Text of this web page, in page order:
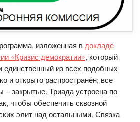
изложенная в докладе
«Кризис демократии», который
единственный из всех подобных
и открыто распространён; все
закрытые. Триада устроена по
чтобы обеспечить сквозной
элит над остальными. Связка